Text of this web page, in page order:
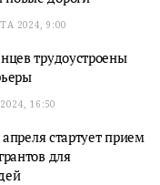
2024, 9:00
трудоустроены
16:50
стартует прием
для